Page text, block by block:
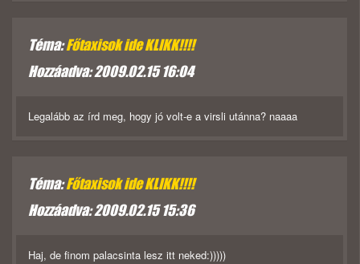
Téma:Főtaxisok ide KLIKK!!!!
Hozzáadva: 2009.02.15 16:04
Legalább az írd meg, hogy jó volt-e a virsli utánna? naaaa
Téma:Főtaxisok ide KLIKK!!!!
Hozzáadva: 2009.02.15 15:36
Haj, de finom palacsinta lesz itt neked:)))))